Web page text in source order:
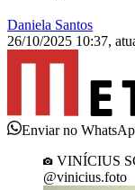
Daniela Santos
26/10/2025 10:37,
Enviar no
VINÍCIUS
@vinicius.foto